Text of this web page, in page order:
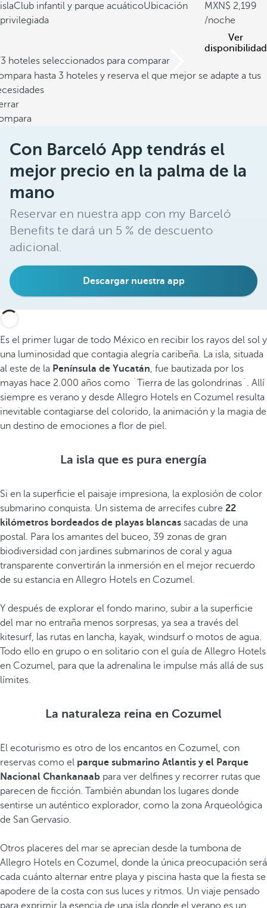
islaClub infantil y parque acuáticoUbicación
privilegiada
2,199
/noche
Ver
disponibilidad
hoteles seleccionados para comparar
hasta 3 hoteles y reserva el que mejor se adapte a tus
Con Barceló App tendrás el
mejor precio en la palma de la
mano
Reservar en nuestra app con my Barceló
Benefits te dará un 5 % de descuento
adicional.
Descargar nuestra app
Es el primer lugar de todo México en recibir los rayos del sol y
una luminosidad que contagia alegría caribeña. La isla, situada
al este de la Península de Yucatán, fue bautizada por los
mayas hace 2.000 años como `Tierra de las golondrinas´. Allí
siempre es verano y desde Allegro Hotels en Cozumel resulta
inevitable contagiarse del colorido, la animación y la magia de
un destino de emociones a flor de piel.
La isla que es pura energía
Si en la superficie el paisaje impresiona, la explosión de color
submarino conquista. Un sistema de arrecifes cubre 22
kilómetros bordeados de playas blancas sacadas de una
postal. Para los amantes del buceo, 39 zonas de gran
biodiversidad con jardines submarinos de coral y agua
transparente convertirán la inmersión en el mejor recuerdo
de su estancia en Allegro Hotels en Cozumel.
Y después de explorar el fondo marino, subir a la superficie
del mar no entraña menos sorpresas, ya sea a través del
kitesurf, las rutas en lancha, kayak, windsurf o motos de agua.
Todo ello en grupo o en solitario con el guía de Allegro Hotels
en Cozumel, para que la adrenalina le impulse más allá de sus
límites.
La naturaleza reina en Cozumel
El ecoturismo es otro de los encantos en Cozumel, con
reservas como el parque submarino Atlantis y el Parque
Nacional Chankanaab para ver delfines y recorrer rutas que
parecen de ficción. También abundan los lugares donde
sentirse un auténtico explorador, como la zona Arqueológica
de San Gervasio.
Otros placeres del mar se aprecian desde la tumbona de
Allegro Hotels en Cozumel, donde la única preocupación será
cada cuánto alternar entre playa y piscina hasta que la fiesta se
apodere de la costa con sus luces y ritmos. Un viaje pensado
para exprimir la esencia de una isla donde el verano es un